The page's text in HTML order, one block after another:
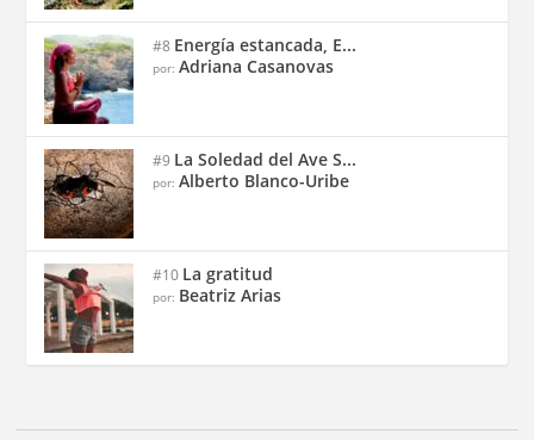
#8 Energía estancada, E...
por:Adriana Casanovas
#9 La Soledad del Ave S...
por:Alberto Blanco-Uribe
#10 La gratitud
por: Beatriz Arias